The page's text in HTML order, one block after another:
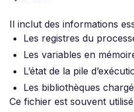
Il inclut des informations
Les registres du
Les variables en
L’état de la pile
Les bibliothèques
Ce fichier est souvent